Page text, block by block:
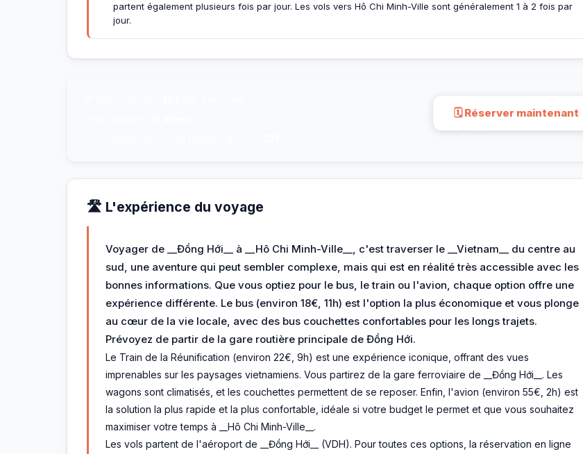
partent également plusieurs fois par jour. Les vols vers Hô Chi Minh-Ville sont généralement 1 à 2 fois par
jour.
🗓 Réserver maintenant
🛣️ L'expérience du voyage
Voyager de __Đồng Hới__ à __Hô Chi Minh-Ville__, c'est traverser le __Vietnam__ du centre au
sud, une aventure qui peut sembler complexe, mais qui est en réalité très accessible avec les
bonnes informations. Que vous optiez pour le bus, le train ou l'avion, chaque option offre une
expérience différente. Le bus (environ 18€, 11h) est l'option la plus économique et vous plonge
au cœur de la vie locale, avec des bus couchettes confortables pour les longs trajets.
Prévoyez de partir de la gare routière principale de Đồng Hới.
Le Train de la Réunification (environ 22€, 9h) est une expérience iconique, offrant des vues
imprenables sur les paysages vietnamiens. Vous partirez de la gare ferroviaire de __Đồng Hới__. Les
wagons sont climatisés, et les couchettes permettent de se reposer. Enfin, l'avion (environ 55€, 2h) est
la solution la plus rapide et la plus confortable, idéale si votre budget le permet et que vous souhaitez
maximiser votre temps à __Hô Chi Minh-Ville__.
Les vols partent de l'aéroport de __Đồng Hới__ (VDH). Pour toutes ces options, la réservation en ligne